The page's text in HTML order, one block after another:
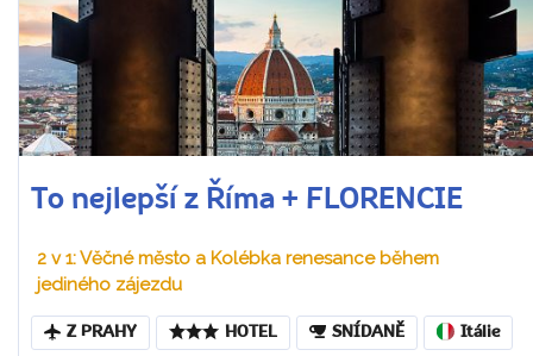
To nejlepší z Říma + FLORENCIE
2 v 1: Věčné město a Kolébka renesance během
jediného zájezdu
Z PRAHY HOTEL SNÍDANĚ Itálie